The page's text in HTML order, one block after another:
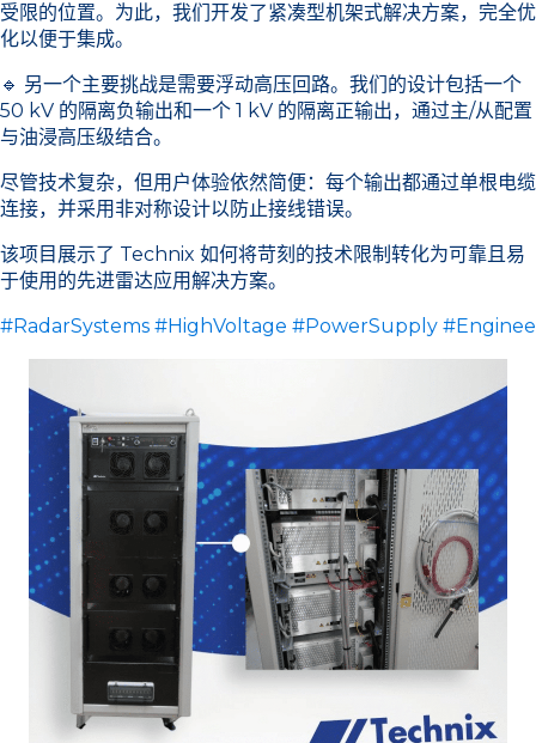
受限的位置。为此，我们开发了紧凑型机架式解决方案，完全优
化以便于集成。
🔹 另一个主要挑战是需要浮动高压回路。我们的设计包括一个
50 kV 的隔离负输出和一个 1 kV 的隔离正输出，通过主/从配置
与油浸高压级结合。
尽管技术复杂，但用户体验依然简便：每个输出都通过单根电缆
连接，并采用非对称设计以防止接线错误。
该项目展示了 Technix 如何将苛刻的技术限制转化为可靠且易
于使用的先进雷达应用解决方案。
#RadarSystems #HighVoltage #PowerSupply